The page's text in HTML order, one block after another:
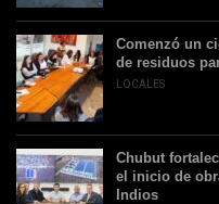
Comenzó un
de residuos
LOCALES
Chubut
el inicio de
Indios